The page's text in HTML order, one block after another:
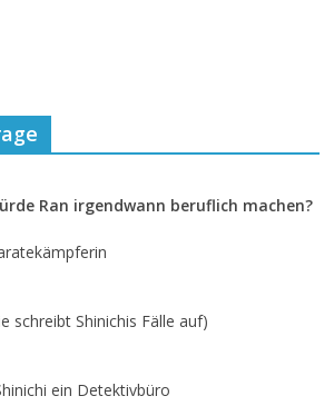
Ran irgendwann beruflich machen?
schreibt Shinichis Fälle auf)
ein Detektivbüro